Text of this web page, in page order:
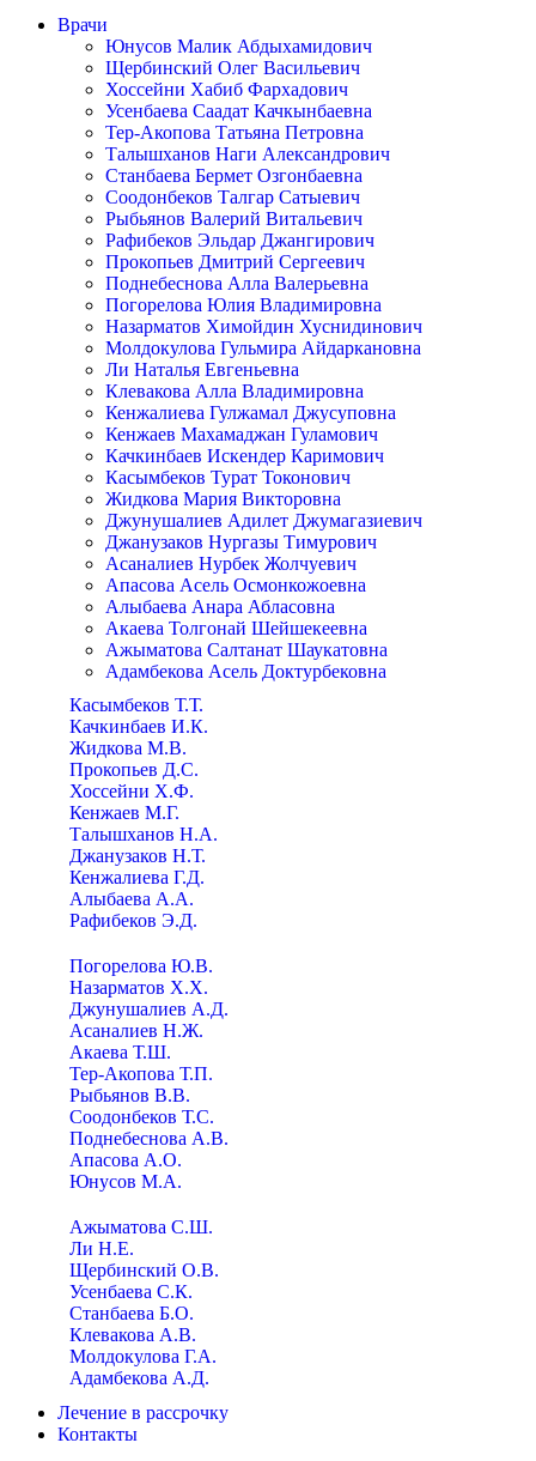
Врачи
Юнусов Малик Абдыхамидович
Щербинский Олег Васильевич
Хоссейни Хабиб Фархадович
Усенбаева Саадат Качкынбаевна
Тер-Акопова Татьяна Петровна
Талышханов Наги Александрович
Станбаева Бермет Озгонбаевна
Соодонбеков Талгар Сатыевич
Рыбьянов Валерий Витальевич
Рафибеков Эльдар Джангирович
Прокопьев Дмитрий Сергеевич
Поднебеснова Алла Валерьевна
Погорелова Юлия Владимировна
Назарматов Химойдин Хуснидинович
Молдокулова Гульмира Айдаркановна
Ли Наталья Евгеньевна
Клевакова Алла Владимировна
Кенжалиева Гулжамал Джусуповна
Кенжаев Махамаджан Гуламович
Качкинбаев Искендер Каримович
Касымбеков Турат Токонович
Жидкова Мария Викторовна
Джунушалиев Адилет Джумагазиевич
Джанузаков Нургазы Тимурович
Асаналиев Нурбек Жолчуевич
Апасова Асель Осмонкожоевна
Алыбаева Анара Абласовна
Акаева Толгонай Шейшекеевна
Ажыматова Салтанат Шаукатовна
Адамбекова Асель Доктурбековна
Касымбеков Т.Т.
Качкинбаев И.К.
Жидкова М.В.
Прокопьев Д.С.
Хоссейни Х.Ф.
Кенжаев М.Г.
Талышханов Н.А.
Джанузаков Н.Т.
Кенжалиева Г.Д.
Алыбаева А.А.
Рафибеков Э.Д.
Погорелова Ю.В.
Назарматов Х.Х.
Джунушалиев А.Д.
Асаналиев Н.Ж.
Акаева Т.Ш.
Тер-Акопова Т.П.
Рыбьянов В.В.
Соодонбеков Т.С.
Поднебеснова А.В.
Апасова А.О.
Юнусов М.А.
Ажыматова С.Ш.
Ли Н.Е.
Щербинский О.В.
Усенбаева С.К.
Станбаева Б.О.
Клевакова А.В.
Молдокулова Г.А.
Адамбекова А.Д.
Лечение в рассрочку
Контакты